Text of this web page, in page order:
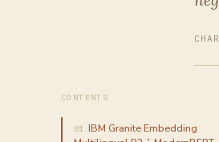
CONTENTS
IBM Granite Embedding